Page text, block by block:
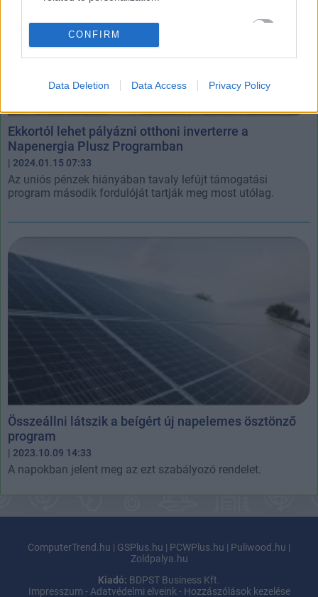
I want to allow Google to enable storage
related to security, including authentication
functionality and fraud prevention, and other
CONFIRM
Data Deletion Data Access Privacy Policy
Ekkortól lehet pályázni otthoni inverterre a
Napenergia Plusz Programban
| 2024.01.15 07:33
Az uniós pénzek hiányában tavaly lefújt támogatási
program második fordulóját tartják meg most utólag.
Összeállni látszik a beígért új napelemes ösztönző
program
| 2023.10.09 14:33
A napokban jelent meg az ezt szabályozó rendelet.
ComputerTrend.hu | GSPlus.hu | PCWPlus.hu | Puliwood.hu |
Zoldpalya.hu
Kiadó: BDPST Business Kft.
Impresszum - Adatvédelmi elveink - Hozzászólások kezelése